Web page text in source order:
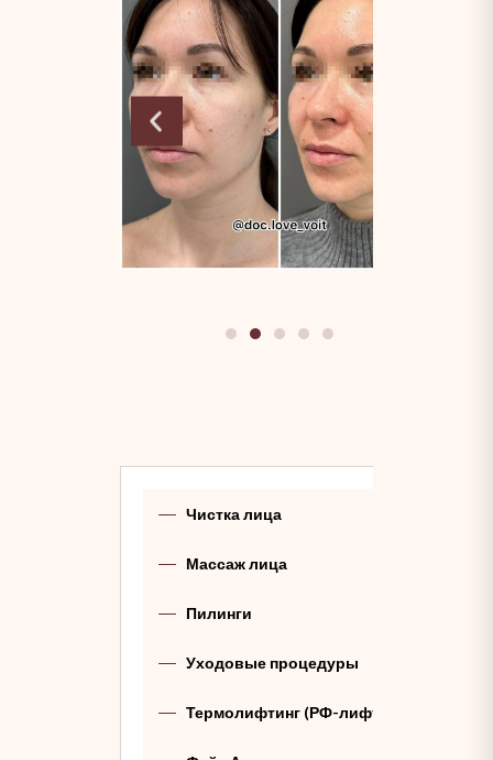
Чистка лица
Массаж лица
Пилинги
Уходовые процедуры
Термолифтинг (РФ-лифтинг)